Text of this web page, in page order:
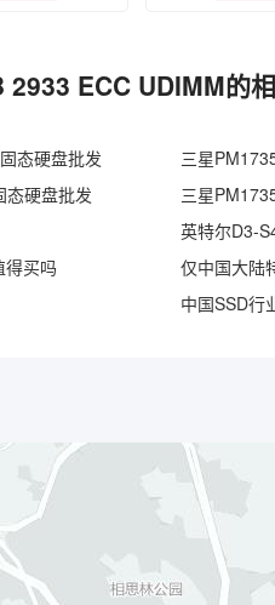
ECC UDIMM的
态硬盘批发
三星
硬盘批发
三星
英特尔D3-
得买吗
中国SSD行